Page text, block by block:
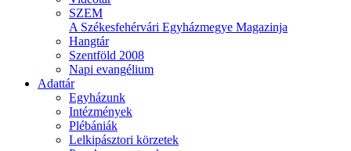
SZEM
A Székesfehérvári Egyházmegye Magazinja
Hangtár
Szentföld 2008
Napi evangélium
Adattár
Egyházunk
Intézmények
Plébániák
Lelkipásztori körzetek